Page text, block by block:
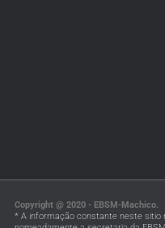
Copyright @ 2020 - EBSM-Machico.
* A informação constante neste sitio